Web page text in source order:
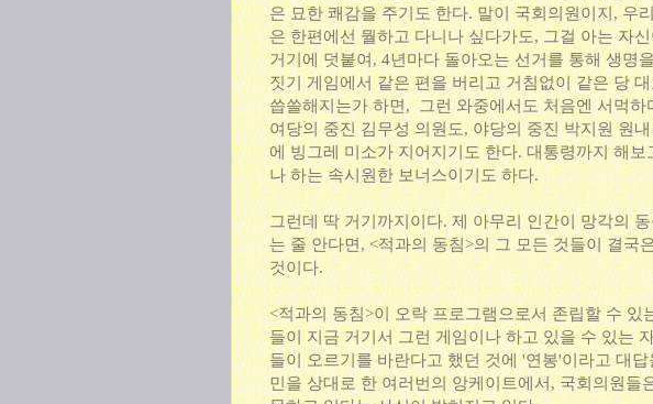
은 묘한 쾌감을 주기도 한다. 말이 국회의원이지, 우
은 한편에선 뭘하고 다니나 싶다가도, 그걸 아는 자
거기에 덧붙여, 4년마다 돌아오는 선거를 통해 생명
짓기 게임에서 같은 편을 버리고 거침없이 같은 당
씁쓸해지는가 하면, 그런 와중에서도 처음엔 서먹
여당의 중진 김무성 의원도, 야당의 중진 박지원 원
에 빙그레 미소가 지어지기도 한다. 대통령까지 해
나 하는 속시원한 보너스이기도 하다.
그런데 딱 거기까지이다. 제 아무리 인간이 망각의
는 줄 안다면, <적과의 동침>의 그 모든 것들이 결국
것이다.
<적과의 동침>이 오락 프로그램으로서 존립할 수
들이 지금 거기서 그런 게임이나 하고 있을 수 있는
들이 오르기를 바란다고 했던 것에 '연봉'이라고 대
민을 상대로 한 여러번의 앙케이트에서, 국회의원들